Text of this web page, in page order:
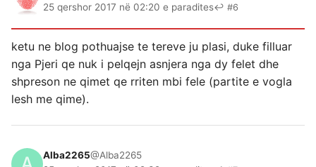
25 qershor 2017 në 02:20 e paradites↩ #6
ketu ne blog pothuajse te tereve ju plasi, duke filluar
nga Pjeri qe nuk i pelqejn asnjera nga dy felet dhe
shpreson ne qimet qe rriten mbi fele (partite e vogla
lesh me qime).
Alba2265@Alba2265